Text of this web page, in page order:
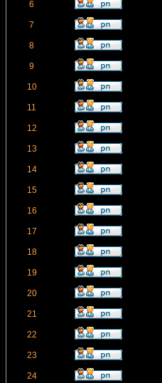
6
7
8
9
10
11
12
13
14
15
16
17
18
19
20
21
22
23
24